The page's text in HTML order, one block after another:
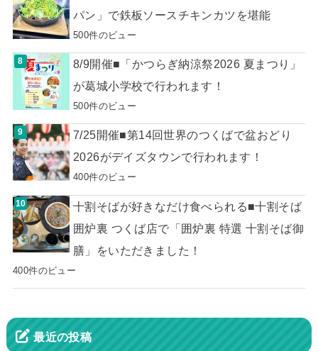
パン」で鉄板ソースチキンカツを堪能
500件のビュー
8/9開催■「かつらぎ納涼祭2026 夏まつり」
が葛城小学校で行われます！
500件のビュー
7/25開催■第14回世界のつくばで盆おどり
2026がデイズタウンで行われます！
400件のビュー
十割そばが好きなだけ食べられる■十割そば
囲炉裏 つくば店で「囲炉裏 特選 十割そば御
膳」をいただきました！
400件のビュー
最近の投稿